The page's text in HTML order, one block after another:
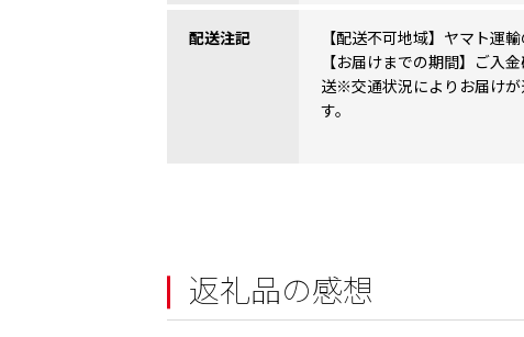
配送注記
【配送不可地域】ヤマト運
【お届けまでの期間】ご入
送※交通状況によりお届けが
す。
返礼品の感想